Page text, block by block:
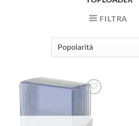
FILTRA
Aggiungi